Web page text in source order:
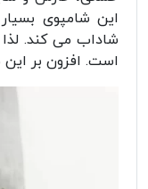
این شامپوی
شاداب می کند. لذا
است. افزون بر این